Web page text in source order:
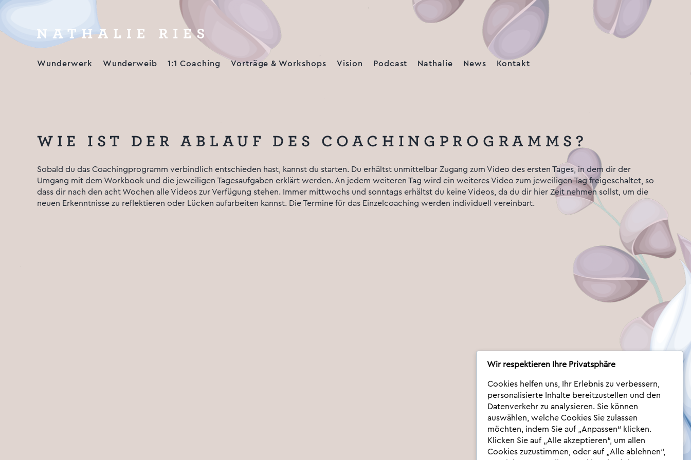
Wunderwerk Wunderweib 1:1 Coaching Vorträge & Workshops Vision Podcast Nathalie News Kontakt
WIE IST DER ABLAUF DES COACHINGPROGRAMMS?
Sobald du das Coachingprogramm verbindlich entschieden hast, kannst du starten. Du erhältst unmittelbar Zugang zum Video des ersten Tages, in dem dir der
Umgang mit dem Workbook und die jeweiligen Tagesaufgaben erklärt werden. An jedem weiteren Tag wird ein weiteres Video zum jeweiligen Tag freigeschaltet, so
dass dir nach den acht Wochen alle Videos zur Verfügung stehen. Immer mittwochs und sonntags erhältst du keine Videos, da du dir hier Zeit nehmen sollst, um die
neuen Erkenntnisse zu reflektieren oder Lücken aufarbeiten kannst. Die Termine für das Einzelcoaching werden individuell vereinbart.
Wir respektieren Ihre Privatsphäre
Cookies helfen uns, Ihr Erlebnis zu verbessern,
personalisierte Inhalte bereitzustellen und den
Datenverkehr zu analysieren. Sie können
auswählen, welche Cookies Sie zulassen
möchten, indem Sie auf „Anpassen“ klicken.
Klicken Sie auf „Alle akzeptieren“, um allen
Cookies zuzustimmen, oder auf „Alle ablehnen“,